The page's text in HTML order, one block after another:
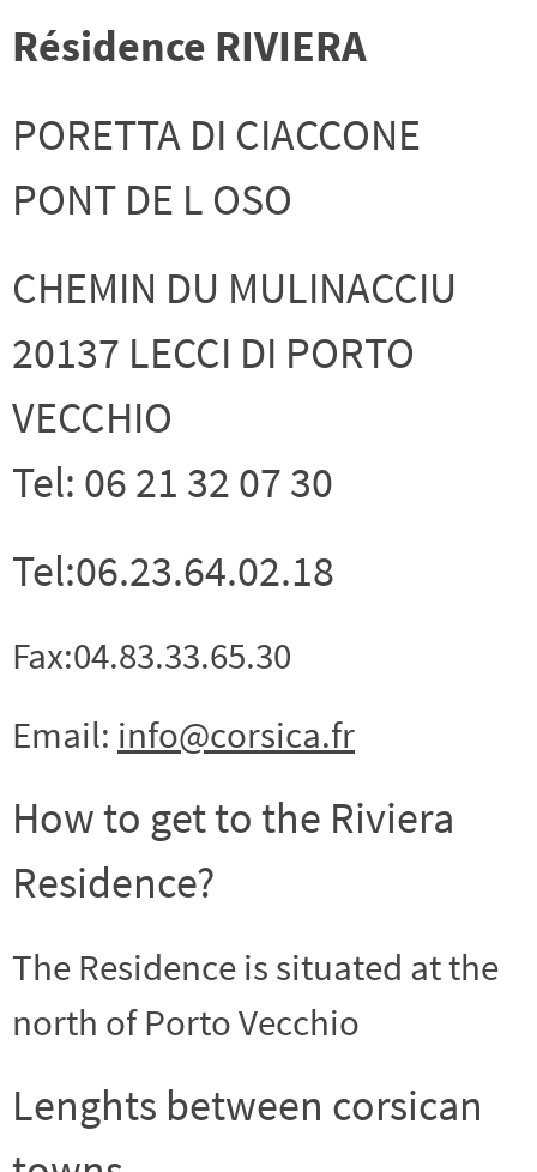
Résidence RIVIERA
PORETTA DI CIACCONE
PONT DE L OSO
CHEMIN DU MULINACCIU
20137 LECCI DI PORTO
VECCHIO
Tel: 06 21 32 07 30
Tel:06.23.64.02.18
Fax:04.83.33.65.30
Email: info@corsica.fr
How to get to the Riviera
Residence?
The Residence is situated at the
north of Porto Vecchio
Lenghts between corsican